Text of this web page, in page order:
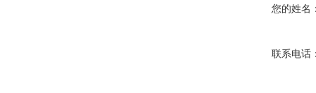
您的姓名
联系电话